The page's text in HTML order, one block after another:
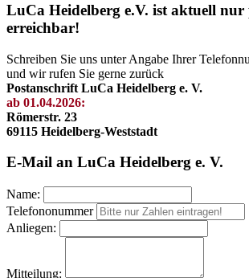
LuCa Heidelberg e.V. ist aktuell
erreichbar!
Schreiben Sie uns unter Angabe Ihrer
und wir rufen Sie gerne zurück
Postanschrift LuCa Heidelberg e. V.
ab 01.04.2026:
Römerstr. 23
69115 Heidelberg-Weststadt
E-Mail an LuCa Heidelberg e. V.
Name:
Telefononummer
Anliegen:
Mitteilung: